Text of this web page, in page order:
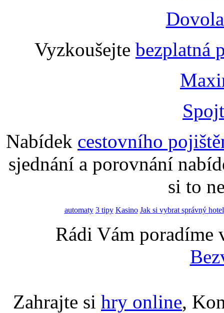
Vyzkoušejte bezplatná
Nabídek cestovního
sjednání a porovnání
si to
automaty 3 tipy Kasino Jak si vybrat správný hotel
Rádi Vám poradíme
Zahrajte si hry online,